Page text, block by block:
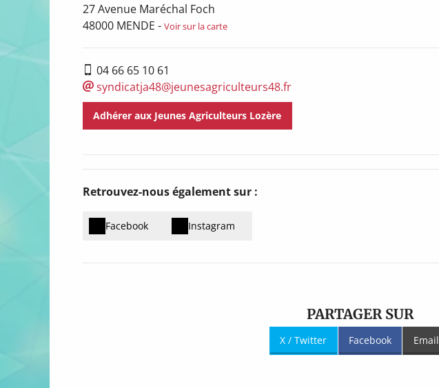
27 Avenue Maréchal Foch
48000 MENDE - Voir sur la carte
04 66 65 10 61
syndicatja48@jeunesagriculteurs48.fr
Adhérer aux Jeunes Agriculteurs Lozère
Retrouvez-nous également sur :
Facebook Instagram
PARTAGER SUR
X / Twitter Facebook Email